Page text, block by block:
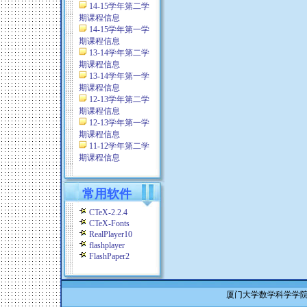
14-15学年第二学
期课程信息
14-15学年第一学
期课程信息
13-14学年第二学
期课程信息
13-14学年第一学
期课程信息
12-13学年第二学
期课程信息
12-13学年第一学
期课程信息
11-12学年第二学
期课程信息
常用软件
CTeX-2.2.4
CTeX-Fonts
RealPlayer10
flashplayer
FlashPaper2
厦门大学数学科学学